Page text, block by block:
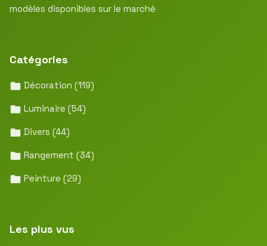
modèles disponibles sur le marché
Catégories
Décoration (119)
Luminaire (54)
Divers (44)
Rangement (34)
Peinture (29)
Les plus vus